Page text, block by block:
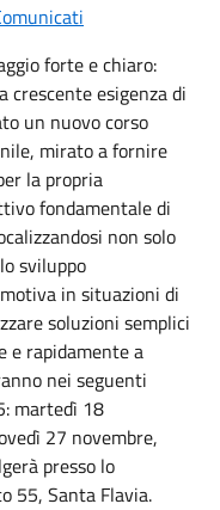
forte e chiaro:
crescente esigenza di
un nuovo corso
mirato a fornire
la propria
fondamentale di
non solo
sviluppo
in situazioni di
soluzioni semplici
e rapidamente a
nei seguenti
martedì 18
27 novembre,
presso lo
55, Santa Flavia.